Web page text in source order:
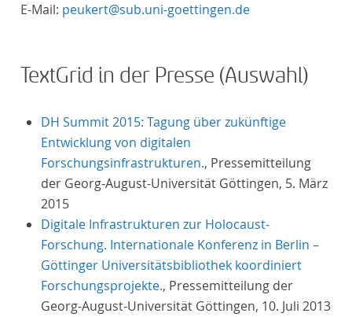
E-Mail: peukert@sub.uni-goettingen.de
TextGrid in der Presse (Auswahl)
DH Summit 2015: Tagung über zukünftige
Entwicklung von digitalen
Forschungsinfrastrukturen., Pressemitteilung
der Georg-August-Universität Göttingen, 5. März
2015
Digitale Infrastrukturen zur Holocaust-
Forschung. Internationale Konferenz in Berlin –
Göttinger Universitätsbibliothek koordiniert
Forschungsprojekte., Pressemitteilung der
Georg-August-Universität Göttingen, 10. Juli 2013